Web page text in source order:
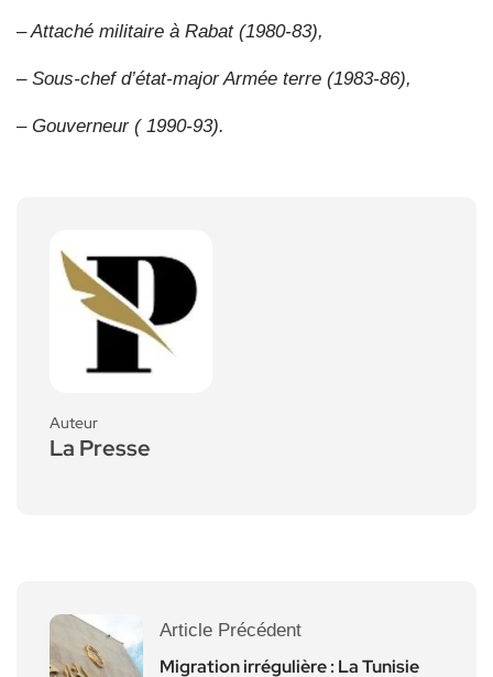
– Attaché militaire à Rabat (1980-83),
– Sous-chef d’état-major Armée terre (1983-86),
– Gouverneur ( 1990-93).
Auteur
La Presse
Article Précédent
Migration irrégulière : La Tunisie